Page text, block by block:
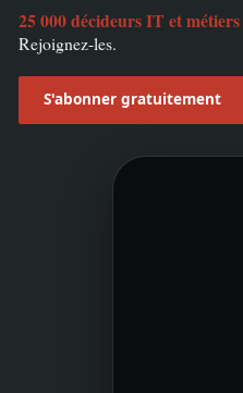
25 000 décideurs IT et métiers
Rejoignez-les.
S'abonner gratuitement